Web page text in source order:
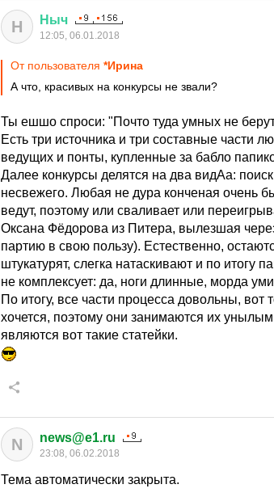
Н Ныч
12:05, 06.01.2018
От пользователя *Ирина
А что, красивых на конкурсы не звали?
Ты ешшо спроси: "Почто туда умных не
Есть три источника и три составные части
ведущих и понты, купленные за бабло
Далее конкурсы делятся на два видАа:
несвежего. Любая не дура конченая очень
ведут, поэтому или сваливает или
Оксана Фёдорова из Питера, вылезшая
партию в свою пользу). Естественно,
штукатурят, слегка натаскивают и по итогу
не комплексует: да, ноги длинные, морда
По итогу, все части процесса довольны,
хочется, поэтому они занимаются их
являются вот такие статейки.
N news@e1.ru
23:08, 06.02.2018
Тема автоматически закрыта.